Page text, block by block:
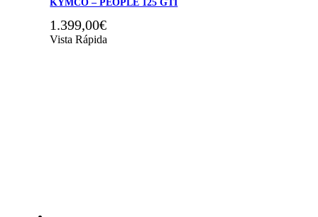
KYMCO – PEOPLE 125 GTI
1.399,00€
Vista Rápida